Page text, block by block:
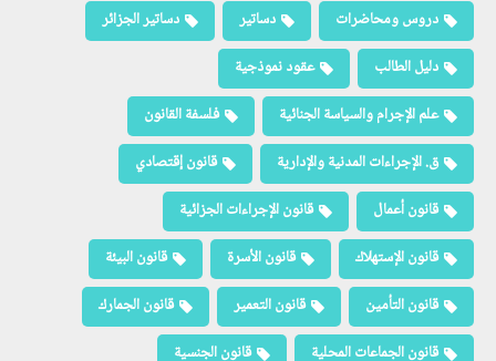
دروس ومحاضرات دساتير
دساتير الجزائر
دليل الطالب
عقود نموذجية
علم الإجرام والسياسة الجنائية
فلسفة القانون
ق. الإجراءات المدنية والإدارية
قانون إقتصادي
قانون أعمال
قانون الإجراءات الجزائية
قانون الإستهلاك
قانون الأسرة
قانون البيئة
قانون التأمين
قانون التعمير
قانون الجمارك
قانون الجماعات المحلية
قانون الجنسية